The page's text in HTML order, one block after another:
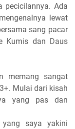
pecicilannya. Ada
lewat
sang pacar
Kumis dan Daus
memang sangat
Mulai dari kisah
yang pas dan
yang saya yakini